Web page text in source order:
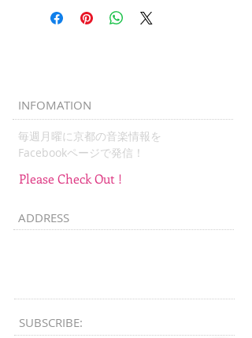
毎週水曜発送
簡易包装
INFOMATION
毎週月曜に京都の音楽情報を
​Facebookページで発信！
Please Check Out !
ADDRESS
SUBSCRIBE:​​